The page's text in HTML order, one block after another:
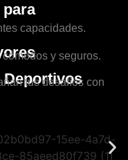
capacidades.
y seguros.
Deportivos
tus desafíos con